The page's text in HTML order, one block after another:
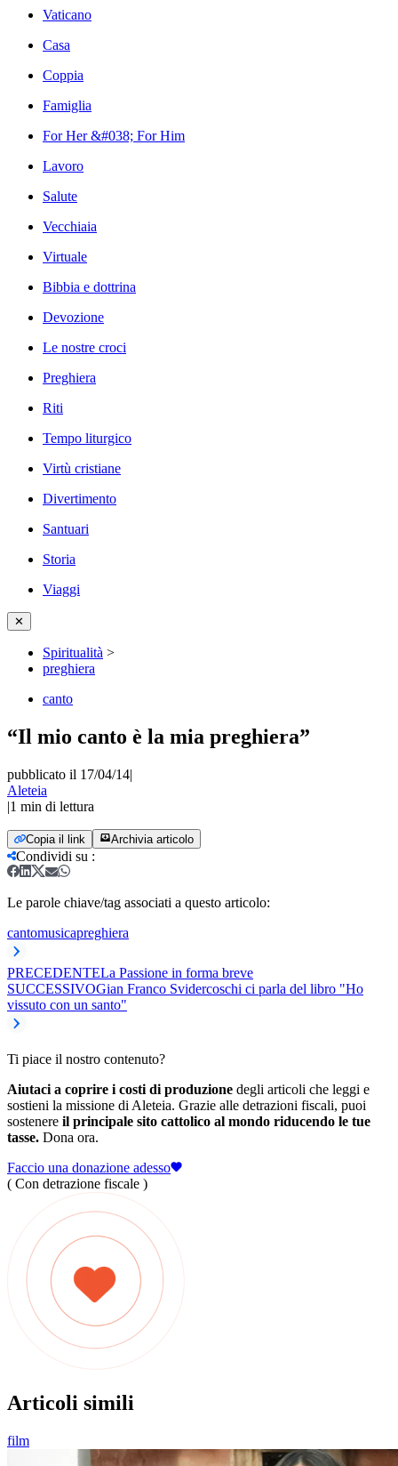
Vaticano
Casa
Coppia
Famiglia
For Her &#038; For Him
Lavoro
Salute
Vecchiaia
Virtuale
Bibbia e dottrina
Devozione
Le nostre croci
Preghiera
Riti
Tempo liturgico
Virtù cristiane
Divertimento
Santuari
Storia
Viaggi
✕
Spiritualità >
preghiera
canto
“Il mio canto è la mia preghiera”
pubblicato il 17/04/14|
Aleteia
|1 min di lettura
Copia il link Archivia articolo
Condividi su :
Le parole chiave/tag associati a questo articolo:
cantomusicapreghiera
PRECEDENTELa Passione in forma breve
SUCCESSIVOGian Franco Svidercoschi ci parla del libro "Ho
vissuto con un santo"
Ti piace il nostro contenuto?
Aiutaci a coprire i costi di produzione degli articoli che leggi e
sostieni la missione di Aleteia. Grazie alle detrazioni fiscali, puoi
sostenere il principale sito cattolico al mondo riducendo le tue
tasse. Dona ora.
Faccio una donazione adesso
( Con detrazione fiscale )
Articoli simili
film